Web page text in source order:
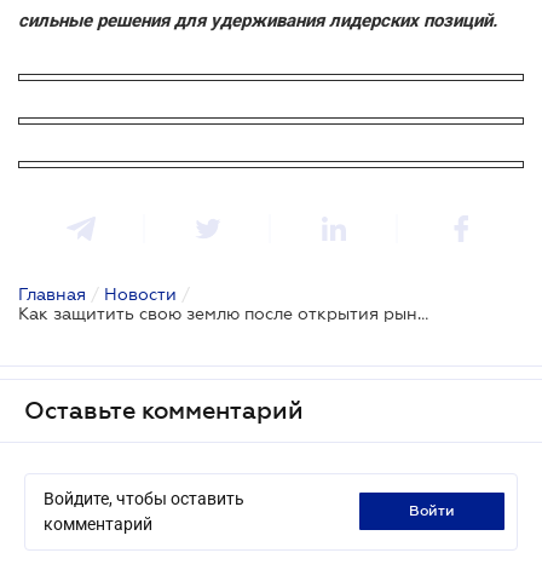
сильные решения для удерживания лидерских позиций.
Главная / Новости /
Как защитить свою землю после открытия рынка земли
Оставьте комментарий
Войдите, чтобы оставить
комментарий
войти